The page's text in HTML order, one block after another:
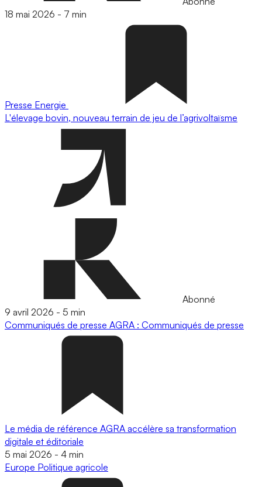
18 mai 2026 - 7 min
Presse Energie
L'élevage bovin, nouveau terrain de jeu de l’agrivoltaïsme
Abonné
9 avril 2026 - 5 min
Communiqués de presse AGRA : Communiqués de presse
Le média de référence AGRA accélère sa transformation
digitale et éditoriale
5 mai 2026 - 4 min
Europe Politique agricole